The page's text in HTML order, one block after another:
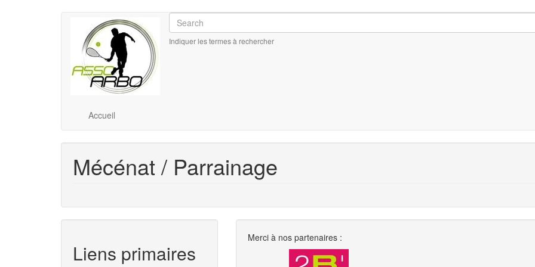
Search
Search
Indiquer les termes à rechercher
Main
navigation
Accueil
Mécénat / Parrainage
Liens primaires
Merci à nos partenaires :